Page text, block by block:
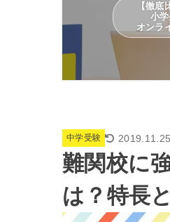
【徹底
小
オンラ
中学受験 2019.11.25
難関校に
は？特長